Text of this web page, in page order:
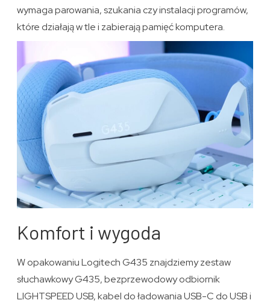
wymaga parowania, szukania czy instalacji programów,
które działają w tle i zabierają pamięć komputera.
Komfort i wygoda
W opakowaniu Logitech G435 znajdziemy zestaw
słuchawkowy G435, bezprzewodowy odbiornik
LIGHTSPEED USB, kabel do ładowania USB-C do USB i